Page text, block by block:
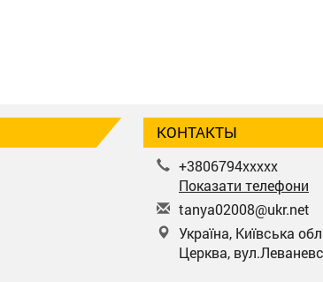
КОНТАКТЫ
+3806794xxxxx
Показати телефони
tanya02008@ukr.net
Україна, Київська
Церква,